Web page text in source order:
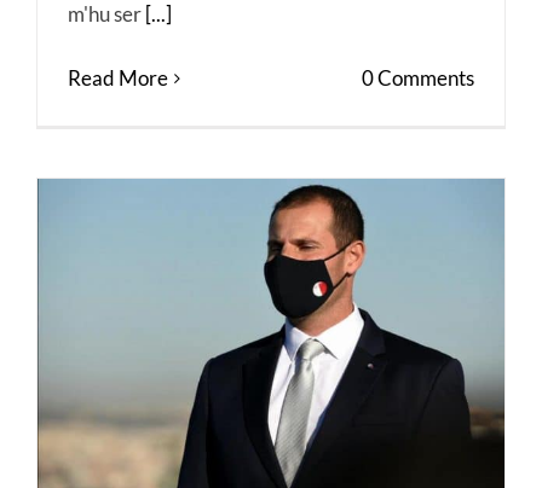
m'hu ser [...]
Read More 0 Comments